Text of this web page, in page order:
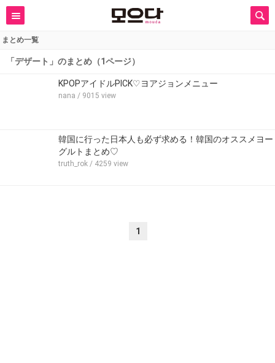
まとめ一覧
「デザート」のまとめ（1ページ）
KPOPアイドルPICK♡ヨアジョンメニュー
nana / 9015 view
韓国に行った日本人も必ず求める！韓国のオススメヨー
グルトまとめ♡
truth_rok / 4259 view
1